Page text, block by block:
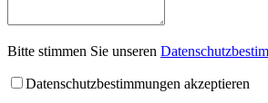
Bitte stimmen Sie unseren
Datenschutzbestimmungen akzeptieren